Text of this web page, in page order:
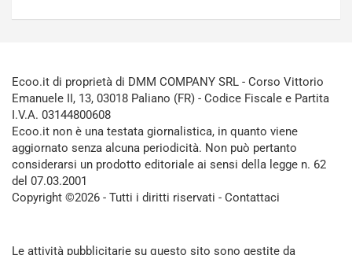
Ecoo.it di proprietà di DMM COMPANY SRL - Corso Vittorio
Emanuele II, 13, 03018 Paliano (FR) - Codice Fiscale e Partita
I.V.A. 03144800608
Ecoo.it non è una testata giornalistica, in quanto viene
aggiornato senza alcuna periodicità. Non può pertanto
considerarsi un prodotto editoriale ai sensi della legge n. 62
del 07.03.2001
Copyright ©2026 - Tutti i diritti riservati - Contattaci
Le attività pubblicitarie su questo sito sono gestite da